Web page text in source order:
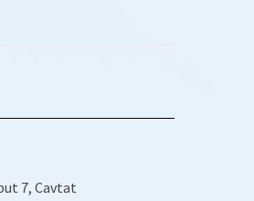
7, Cavtat